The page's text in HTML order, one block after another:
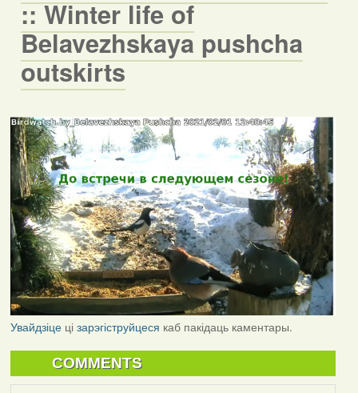
:: Winter life of
Belavezhskaya pushcha
outskirts
Увайдзіцеці зарэгіструйцеся каб пакідаць каментары.
COMMENTS